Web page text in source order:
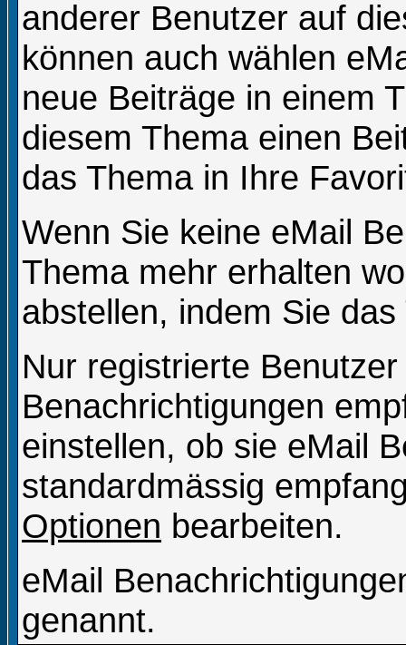
anderer Benutzer auf
können auch wählen
neue Beiträge in einem
diesem Thema einen
das Thema in Ihre
Wenn Sie keine eMail
Thema mehr erhalten
abstellen, indem Sie
Nur registrierte
Benachrichtigungen
einstellen, ob sie eMail
standardmässig
Optionen bearbeiten.
eMail
genannt.